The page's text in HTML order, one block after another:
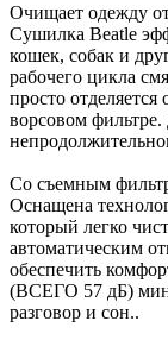
Очищает одежду
Сушилка Beatle
кошек, собак и
рабочего цикла
просто
ворсовом
Со съемным
Оснащена
который легко
автоматическим
обеспечить
(ВСЕГО 57 дБ)
разговор и сон..